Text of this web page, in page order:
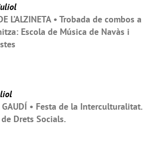
L’ALZINETA • Trobada de combos a
Escola de Música de Navàs i
GAUDÍ • Festa de la Interculturalitat.
Drets Socials.